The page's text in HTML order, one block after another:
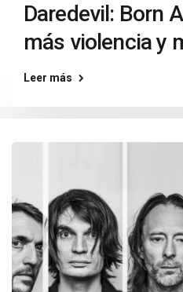
Daredevil: Born
más violencia y
Leer más